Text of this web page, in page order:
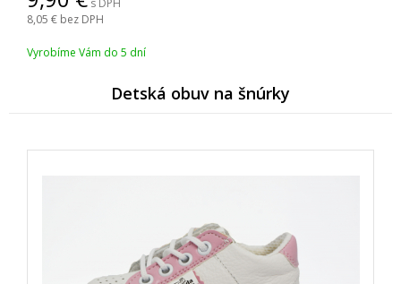
8,05 bez DPH
Vyrobíme Vám do 5 dní
Detská obuv na šnúrky